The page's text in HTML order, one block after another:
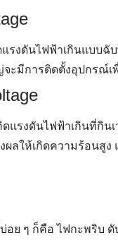
กิดแรงดันไฟฟ้าเกินแ
จะมีการติดตั้งอุปกรณ์
เกิดแรงดันไฟฟ้าเกิน
ผลให้เกิดความร้อนสู
อย ๆ ก็คือ ไฟกะพริ